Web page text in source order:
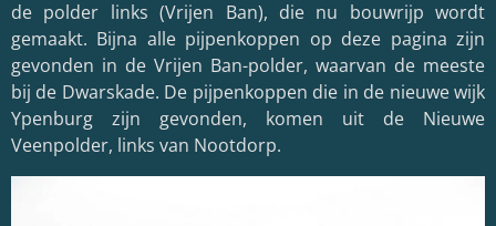
de polder links (Vrijen Ban), die nu bouwrijp wordt
gemaakt. Bijna alle pijpenkoppen op deze pagina zijn
gevonden in de Vrijen Ban-polder, waarvan de meeste
bij de Dwarskade. De pijpenkoppen die in de nieuwe wijk
Ypenburg zijn gevonden, komen uit de Nieuwe
Veenpolder, links van Nootdorp.